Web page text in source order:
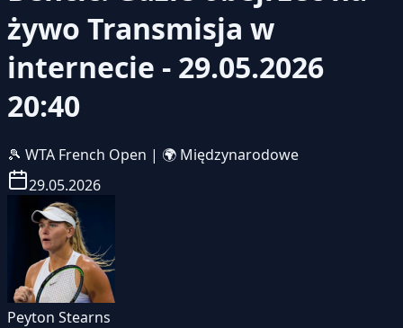
żywo Transmisja w
internecie - 29.05.2026
20:40
🎾 WTA French Open | 🌍 Międzynarodowe
29.05.2026
Peyton Stearns